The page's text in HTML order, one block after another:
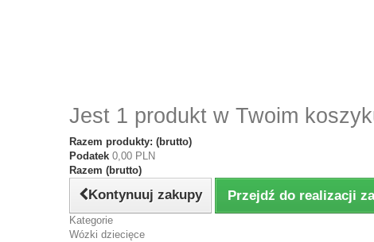
Jest 1 produkt w Twoim
Razem produkty: (brutto)
Podatek 0,00 PLN
Razem (brutto)
Kontynuuj zakupy Przejdź do realizacji
Kategorie
Wózki dziecięce